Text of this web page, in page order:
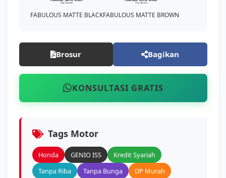
FABULOUS MATTE BLACKFABULOUS MATTE BROWN
Brosur Bagikan
KONSULTASI GRATIS
Tags Motor
Honda GENIO ISS
Kredit Syariah
Tanpa Riba
Tanpa Bunga
DP Murah